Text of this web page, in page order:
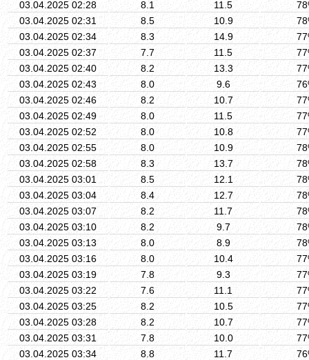
03.04.2025 02:28
8.1 11.5
03.04.2025 02:31
8.5 10.9
03.04.2025 02:34
8.3 14.9
03.04.2025 02:37
7.7 11.5
03.04.2025 02:40
8.2 13.3
03.04.2025 02:43
8.0 9.6
03.04.2025 02:46
8.2 10.7
03.04.2025 02:49
8.0 11.5
03.04.2025 02:52
8.0 10.8
03.04.2025 02:55
8.0 10.9
03.04.2025 02:58
8.3 13.7
03.04.2025 03:01
8.5 12.1
03.04.2025 03:04
8.4 12.7
03.04.2025 03:07
8.2 11.7
03.04.2025 03:10
8.2 9.7
03.04.2025 03:13
8.0 8.9
03.04.2025 03:16
8.0 10.4
03.04.2025 03:19
7.8 9.3
03.04.2025 03:22
7.6 11.1
03.04.2025 03:25
8.2 10.5
03.04.2025 03:28
8.2 10.7
03.04.2025 03:31
7.8 10.0
03.04.2025 03:34
8.8 11.7